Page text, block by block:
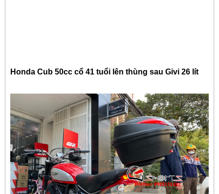
Honda Cub 50cc cổ 41 tuổi lên thùng sau Givi 26 lít